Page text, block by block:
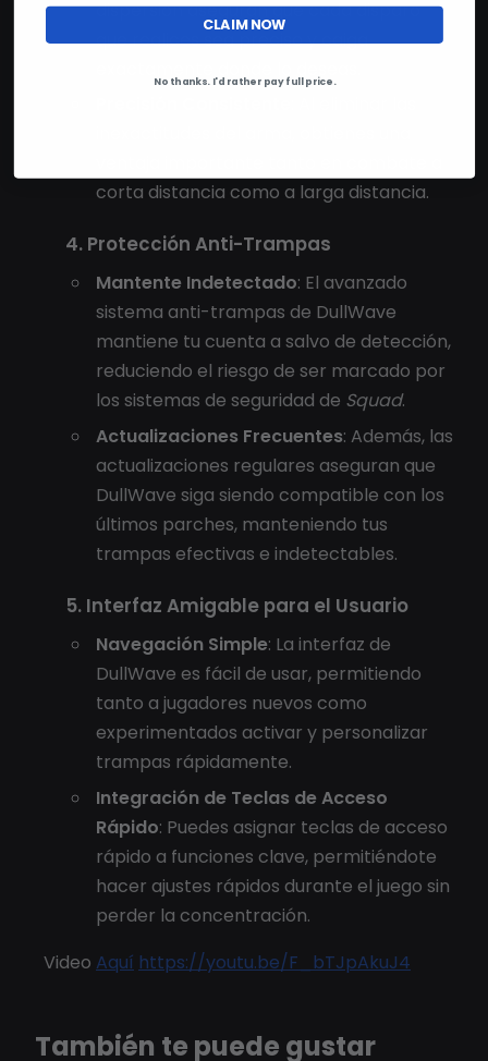
dispersión aseguran que cada disparo
que realices sea preciso y caiga
corta distancia como a larga distancia.
4. Protección Anti-Trampas
Mantente Indetectado: El avanzado
sistema anti-trampas de DullWave
mantiene tu cuenta a salvo de detección,
reduciendo el riesgo de ser marcado por
los sistemas de seguridad de Squad.
Actualizaciones Frecuentes: Además, las
actualizaciones regulares aseguran que
DullWave siga siendo compatible con los
últimos parches, manteniendo tus
trampas efectivas e indetectables.
5. Interfaz Amigable para el Usuario
Navegación Simple: La interfaz de
DullWave es fácil de usar, permitiendo
tanto a jugadores nuevos como
experimentados activar y personalizar
trampas rápidamente.
Integración de Teclas de Acceso
Rápido: Puedes asignar teclas de acceso
rápido a funciones clave, permitiéndote
hacer ajustes rápidos durante el juego sin
perder la concentración.
Video Aquí https://youtu.be/F_bTJpAkuJ4
También te puede gustar
CLAIM NOW
No thanks. I'd rather pay full price.